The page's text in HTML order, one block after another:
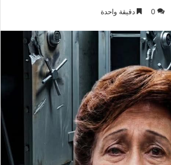
0 دقيقة واحدة